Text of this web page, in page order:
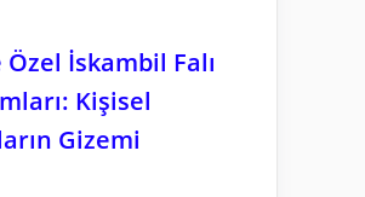
Özel İskambil Falı
Kişisel
Gizemi